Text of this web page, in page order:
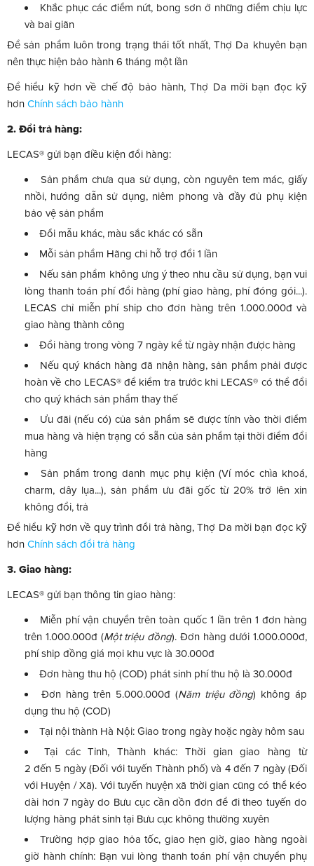
Khắc phục các điểm nứt, bong sơn ở những điểm chịu lực
và bai giãn
Để sản phẩm luôn trong trạng thái tốt nhất, Thợ Da khuyên bạn
nên thực hiện bảo hành 6 tháng một lần
Để hiểu kỹ hơn về chế độ bảo hành, Thợ Da mời bạn đọc kỹ
hơn Chính sách bảo hành
2. Đổi trả hàng:
LECAS® gửi bạn điều kiện đổi hàng:
Sản phẩm chưa qua sử dụng, còn nguyên tem mác, giấy
nhồi, hướng dẫn sử dụng, niêm phong và đầy đủ phụ kiện
bảo vệ sản phẩm
Đổi mẫu khác, màu sắc khác có sẵn
Mỗi sản phẩm Hãng chỉ hỗ trợ đổi 1 lần
Nếu sản phẩm không ưng ý theo nhu cầu sử dụng, bạn vui
lòng thanh toán phí đổi hàng (phí giao hàng, phí đóng gói...).
LECAS chỉ miễn phí ship cho đơn hàng trên 1.000.000đ và
giao hàng thành công
Đổi hàng trong vòng 7 ngày kể từ ngày nhận được hàng
Nếu quý khách hàng đã nhận hàng, sản phẩm phải được
hoàn về cho LECAS® để kiểm tra trước khi LECAS® có thể đổi
cho quý khách sản phẩm thay thế
Ưu đãi (nếu có) của sản phẩm sẽ được tính vào thời điểm
mua hàng và hiện trạng có sẵn của sản phẩm tại thời điểm đổi
hàng
Sản phẩm trong danh mục phụ kiện (Ví móc chìa khoá,
charm, dây lụa...), sản phẩm ưu đãi gốc từ 20% trở lên xin
không đổi, trả
Để hiểu kỹ hơn về quy trình đổi trả hàng, Thợ Da mời bạn đọc kỹ
hơn Chính sách đổi trả hàng
3. Giao hàng:
LECAS® gửi bạn thông tin giao hàng:
Miễn phí vận chuyển trên toàn quốc 1 lần trên 1 đơn hàng
trên 1.000.000đ (Một triệu đồng). Đơn hàng dưới 1.000.000đ,
phí ship đồng giá mọi khu vực là 30.000đ
Đơn hàng thu hộ (COD) phát sinh phí thu hộ là 30.000đ
Đơn hàng trên 5.000.000đ (Năm triệu đồng) không áp
dụng thu hộ (COD)
Tại nội thành Hà Nội: Giao trong ngày hoặc ngày hôm sau
Tại các Tỉnh, Thành khác: Thời gian giao hàng từ
2 đến 5 ngày (Đối với tuyến Thành phố) và 4 đến 7 ngày (Đối
với Huyện / Xã). Với tuyến huyện xã thời gian cũng có thể kéo
dài hơn 7 ngày do Bưu cục cần dồn đơn để đi theo tuyến do
lượng hàng phát sinh tại Bưu cục không thường xuyên
Trường hợp giao hỏa tốc, giao hẹn giờ, giao hàng ngoài
giờ hành chính: Bạn vui lòng thanh toán phí vận chuyển phụ